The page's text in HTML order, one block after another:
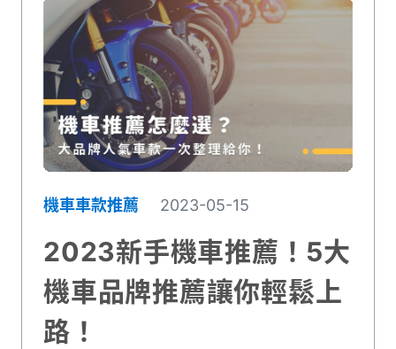
機車車款推薦 2023-05-15
2023新手機車推薦！5大
機車品牌推薦讓你輕鬆上
路！